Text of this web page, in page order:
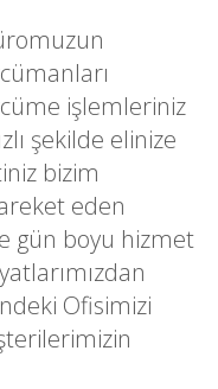
işlemleriniz
şekilde elinize
bizim
eden
gün boyu hizmet
Ofisimizi